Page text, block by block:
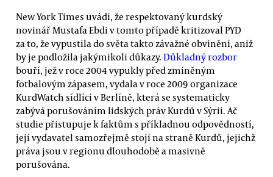
New York Times uvádí, že respektovaný kurdský
novinář Mustafa Ebdi v tomto případě kritizoval PYD
za to, že vypustila do světa takto závažné obvinění, aniž
by je podložila jakýmikoli důkazy. Důkladný rozbor
bouří, jež v roce 2004 vypukly před zmíněným
fotbalovým zápasem, vydala v roce 2009 organizace
KurdWatch sídlící v Berlíně, která se systematicky
zabývá porušováním lidských práv Kurdů v Sýrii. Ač
studie přistupuje k faktům s příkladnou odpovědností,
její vydavatel samozřejmě stojí na straně Kurdů, jejichž
práva jsou v regionu dlouhodobě a masivně
porušována.